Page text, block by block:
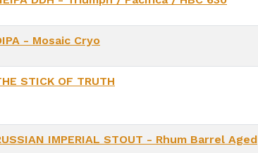
- Mosaic Cryo
STICK OF TRUTH
IMPERIAL STOUT - Rhum Barrel Aged